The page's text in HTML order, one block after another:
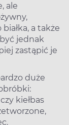
ale
a także
jednak
zastąpić je
duże
kiełbas